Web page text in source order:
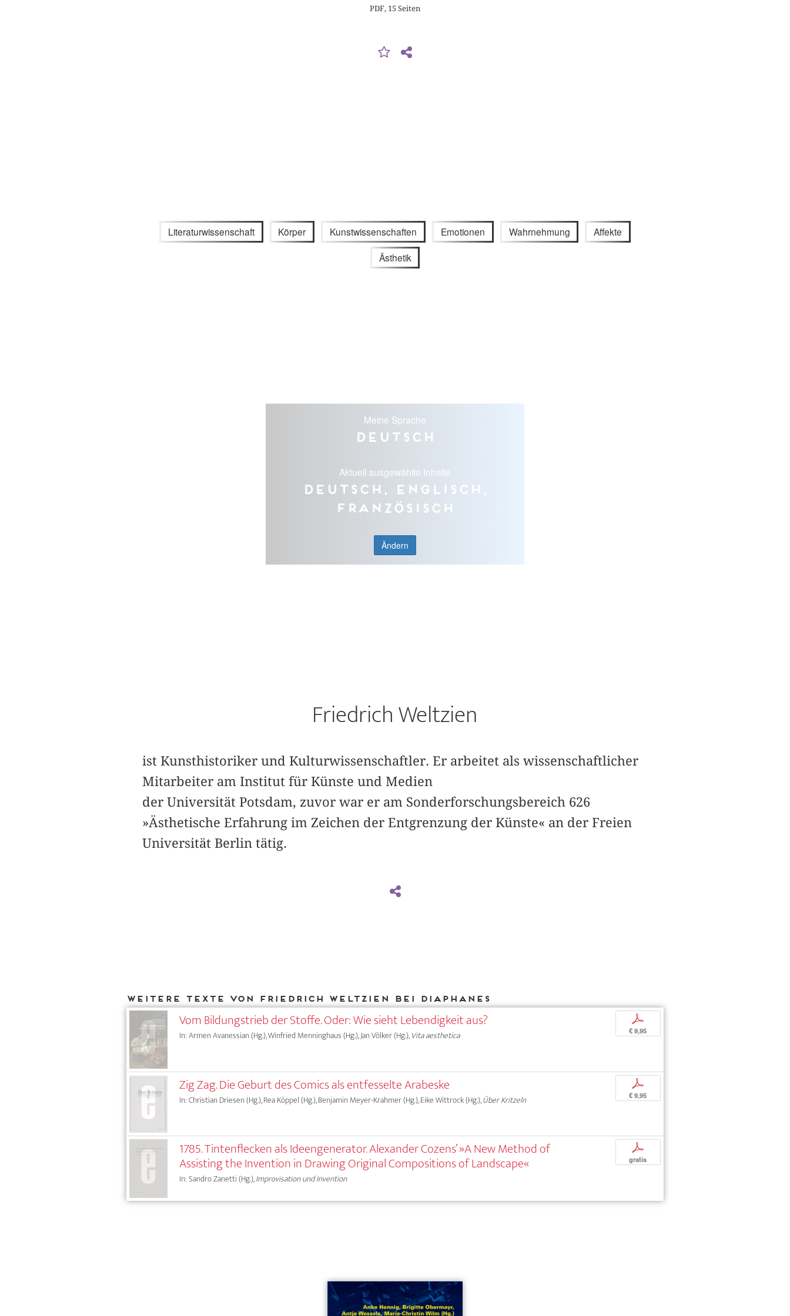
PDF, 15 Seiten
Literaturwissenschaft Körper Kunstwissenschaften Emotionen Wahrnehmung Affekte
Ästhetik
Meine Sprache
Deutsch
Aktuell ausgewählte Inhalte
Deutsch, Englisch,
Französisch
Ändern
Friedrich Weltzien
ist Kunsthistoriker und Kulturwissenschaftler. Er arbeitet als wissenschaftlicher
Mitarbeiter am Institut für Künste und Medien
der Universität Potsdam, zuvor war er am Sonderforschungsbereich 626
»Ästhetische Erfahrung im Zeichen der Entgrenzung der Künste« an der Freien
Universität Berlin tätig.
Weitere Texte von Friedrich Weltzien bei DIAPHANES
Vom Bildungstrieb der Stoffe. Oder: Wie sieht Lebendigkeit aus?
In: Armen Avanessian (Hg.), Winfried Menninghaus (Hg.), Jan Völker (Hg.),Vita aesthetica
p
€ 9,95
Zig Zag. Die Geburt des Comics als entfesselte Arabeske
In: Christian Driesen (Hg.), Rea Köppel (Hg.), Benjamin Meyer-Krahmer (Hg.), Eike Wittrock (Hg.),Über Kritzeln
p
€ 9,95
1785. Tintenflecken als Ideengenerator. Alexander Cozens’ »A New Method of
Assisting the Invention in Drawing Original Compositions of Landscape«
In: Sandro Zanetti (Hg.),Improvisation und Invention
p
gratis